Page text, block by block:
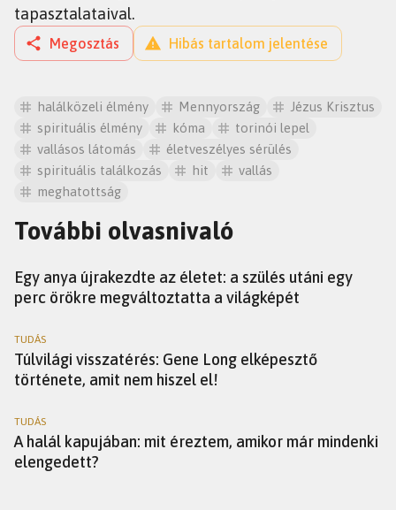
tapasztalataival.
Megosztás Hibás tartalom jelentése
halálközeli élmény Mennyország
Jézus Krisztus
spirituális élmény
kóma
torinói lepel
vallásos látomás
életveszélyes sérülés
spirituális találkozás
hit
vallás
meghatottság
További olvasnivaló
Egy anya újrakezdte az életet: a szülés utáni egy
perc örökre megváltoztatta a világképét
TUDÁS
Túlvilági visszatérés: Gene Long elképesztő
története, amit nem hiszel el!
TUDÁS
A halál kapujában: mit éreztem, amikor már mindenki
elengedett?